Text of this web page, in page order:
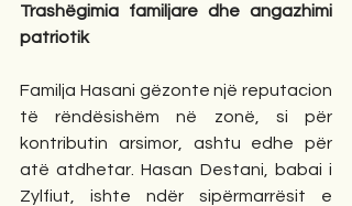
Trashëgimia familjare dhe angazhimi
patriotik
Familja Hasani gëzonte një reputacion
të rëndësishëm në zonë, si për
kontributin arsimor, ashtu edhe për
atë atdhetar. Hasan Destani, babai i
Zylfiut, ishte ndër sipërmarrësit e